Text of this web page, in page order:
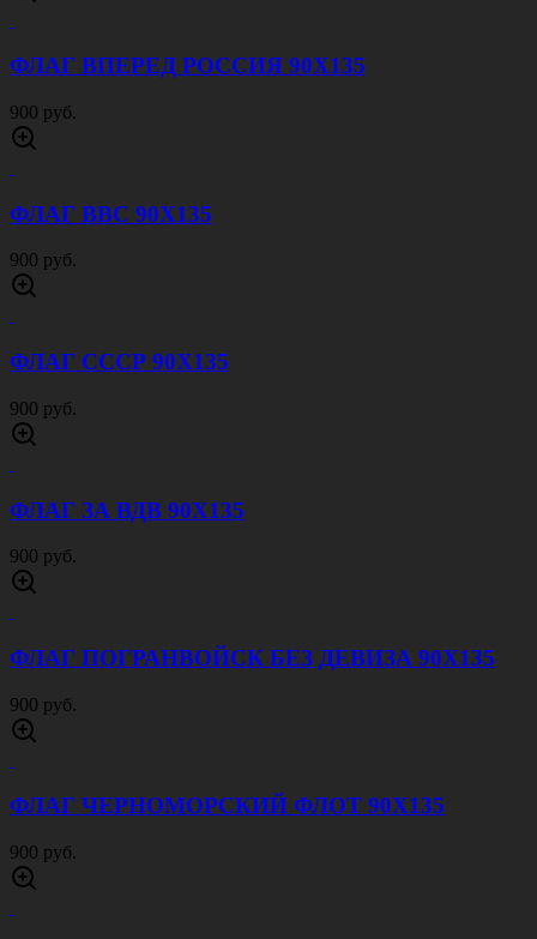
ФЛАГ ВПЕРЕД РОССИЯ 90Х135
900 руб.
ФЛАГ ВВС 90Х135
900 руб.
ФЛАГ СССР 90Х135
900 руб.
ФЛАГ ЗА ВДВ 90Х135
900 руб.
ФЛАГ ПОГРАНВОЙСК БЕЗ ДЕВИЗА 90Х135
900 руб.
ФЛАГ ЧЕРНОМОРСКИЙ ФЛОТ 90Х135
900 руб.